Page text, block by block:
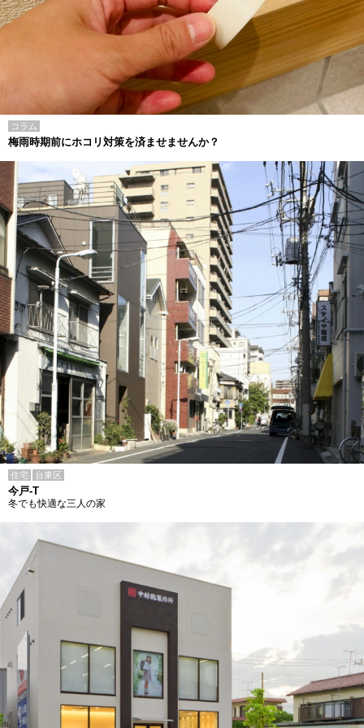
コラム
梅雨時期前にホコリ対策を済ませませんか？
住宅 台東区
今戸-T
冬でも快適な三人の家